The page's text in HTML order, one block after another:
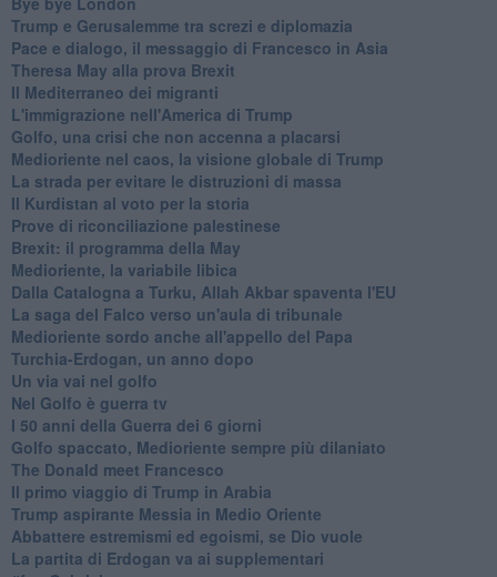
Trump e Gerusalemme tra screzi e diplomazia
Pace e dialogo, il messaggio di Francesco in Asia
Theresa May alla prova Brexit
Il Mediterraneo dei migranti
L'immigrazione nell'America di Trump
Golfo, una crisi che non accenna a placarsi
Medioriente nel caos, la visione globale di Trump
La strada per evitare le distruzioni di massa
Il Kurdistan al voto per la storia
Prove di riconciliazione palestinese
Brexit: il programma della May
Medioriente, la variabile libica
Dalla Catalogna a Turku, Allah Akbar spaventa l'EU
La saga del Falco verso un'aula di tribunale
Medioriente sordo anche all'appello del Papa
Turchia-Erdogan, un anno dopo
Un via vai nel golfo
Nel Golfo è guerra tv
I 50 anni della Guerra dei 6 giorni
Golfo spaccato, Medioriente sempre più dilaniato
The Donald meet Francesco
Il primo viaggio di Trump in Arabia
Trump aspirante Messia in Medio Oriente
Abbattere estremismi ed egoismi, se Dio vuole
La partita di Erdogan va ai supplementari